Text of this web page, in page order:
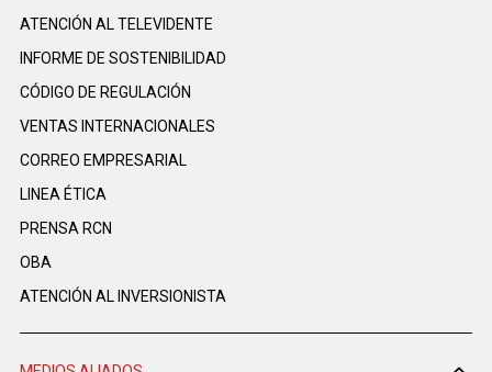
ATENCIÓN AL TELEVIDENTE
INFORME DE SOSTENIBILIDAD
CÓDIGO DE REGULACIÓN
VENTAS INTERNACIONALES
CORREO EMPRESARIAL
LINEA ÉTICA
PRENSA RCN
OBA
ATENCIÓN AL INVERSIONISTA